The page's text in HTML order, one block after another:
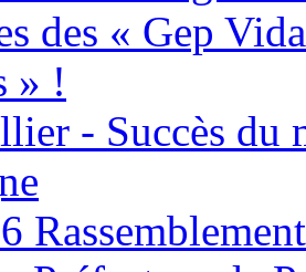
des « Gep
» !
- Succès du